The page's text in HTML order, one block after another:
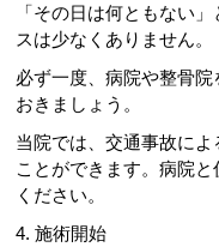
「その日は何ともない
スは少なくありません。
必ず一度、病院や整骨
おきましょう。
当院では、交通事故に
ことができます。病院
ください。
4. 施術開始